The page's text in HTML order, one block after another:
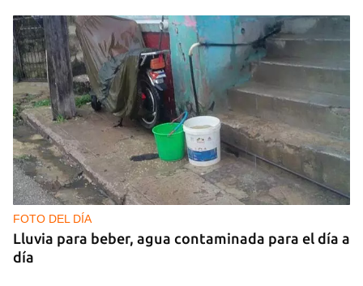
FOTO DEL DÍA
Lluvia para beber, agua contaminada para el día a
día